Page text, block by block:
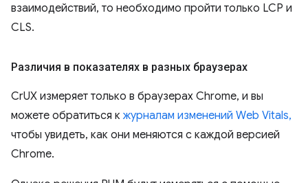
взаимодействий, то необходимо пройти только LCP и
CLS.
Различия в показателях в разных браузерах
CrUX измеряет только в браузерах Chrome, и вы
можете обратиться к журналам изменений Web Vitals,
чтобы увидеть, как они меняются с каждой версией
Chrome.